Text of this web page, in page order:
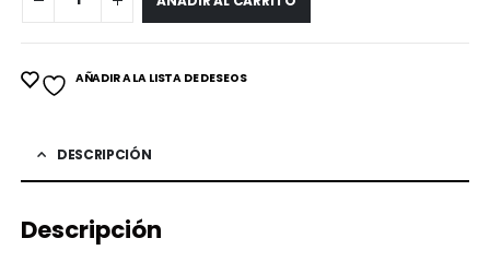
AÑADIR A LA LISTA DE DESEOS
DESCRIPCIÓN
Descripción